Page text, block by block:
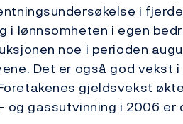
i
i lønnsomheten i egen
noe i perioden
Det er også god vekst
gjeldsvekst
og gassutvinning i 2006